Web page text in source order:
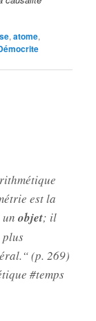
,atome,
est la
unobjet; il
plus
(p. 269)
#temps